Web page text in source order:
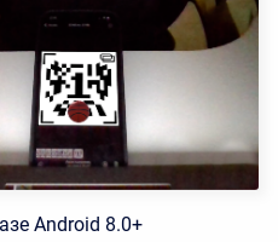
Android 8.0+